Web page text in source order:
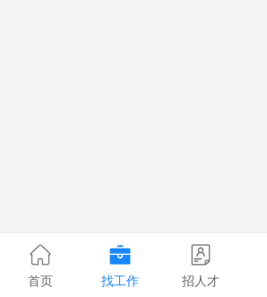
首页 找工作 招人才